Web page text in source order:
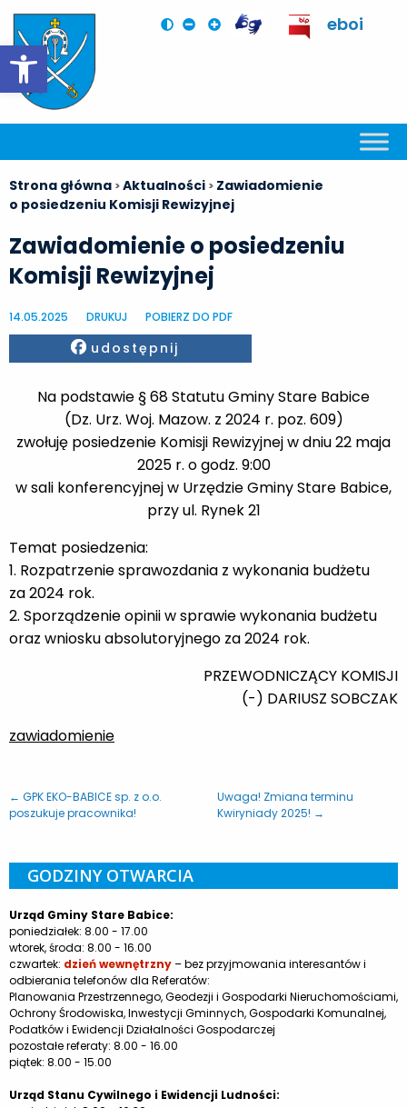
Otwórz pasek narzędzi
eboi
Strona główna >Aktualności > Zawiadomienie
o posiedzeniu Komisji Rewizyjnej
Zawiadomienie o posiedzeniu
Komisji Rewizyjnej
14.05.2025 DRUKUJ POBIERZ DO PDF
Facebook
udostępnij
Na podstawie § 68 Statutu Gminy Stare Babice
(Dz. Urz. Woj. Mazow. z 2024 r. poz. 609)
zwołuję posiedzenie Komisji Rewizyjnej w dniu 22 maja
2025 r. o godz. 9:00
w sali konferencyjnej w Urzędzie Gminy Stare Babice,
przy ul. Rynek 21
Temat posiedzenia:
1. Rozpatrzenie sprawozdania z wykonania budżetu
za 2024 rok.
2. Sporządzenie opinii w sprawie wykonania budżetu
oraz wniosku absolutoryjnego za 2024 rok.
PRZEWODNICZĄCY KOMISJI
(-) DARIUSZ SOBCZAK
zawiadomienie
← GPK EKO-BABICE sp. z o.o.
poszukuje pracownika!
Uwaga! Zmiana terminu
Kwiryniady 2025! →
GODZINY OTWARCIA
Urząd Gminy Stare Babice:
poniedziałek: 8.00 - 17.00
wtorek, środa: 8.00 - 16.00
czwartek: dzień wewnętrzny– bez przyjmowania interesantów i
odbierania telefonów dla Referatów:
Planowania Przestrzennego, Geodezji i Gospodarki Nieruchomościami,
Ochrony Środowiska, Inwestycji Gminnych, Gospodarki Komunalnej,
Podatków i Ewidencji Działalności Gospodarczej
pozostałe referaty: 8.00 - 16.00
piątek: 8.00 - 15.00
Urząd Stanu Cywilnego i Ewidencji Ludności: